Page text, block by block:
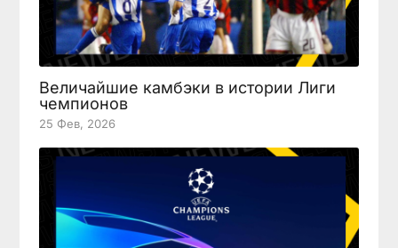
Величайшие камбэки в истории Лиги
чемпионов
25 Фев, 2026